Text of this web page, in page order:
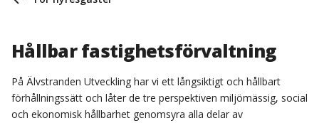
Hållbar fastighetsförvaltning
På Älvstranden Utveckling har vi ett långsiktigt och hållbart
förhållningssätt och låter de tre perspektiven miljömässig, social
och ekonomisk hållbarhet genomsyra alla delar av